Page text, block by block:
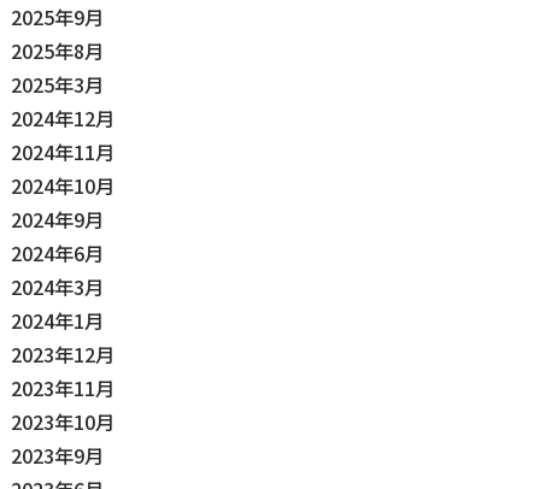
2025年9月
2025年8月
2025年3月
2024年12月
2024年11月
2024年10月
2024年9月
2024年6月
2024年3月
2024年1月
2023年12月
2023年11月
2023年10月
2023年9月